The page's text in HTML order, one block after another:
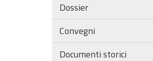
Dossier
Convegni
Documenti storici